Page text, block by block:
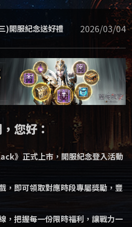
)開服紀念送好禮 2026/03/04
您好：
》正式上市，開服紀念登入活動
，即可領取對應時段專屬獎勵，豐
，把握每一份限時福利，讓戰力一